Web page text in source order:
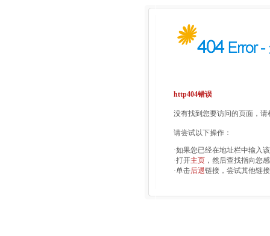
http404错误
没有找到您要访问的页面，
请尝试以下操作：
·如果您已经在地址栏中输入
·打开主页 ，然后查找指向您
·单击后退链接，尝试其他链